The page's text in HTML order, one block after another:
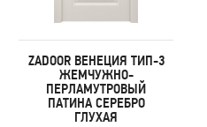
ZADOOR ВЕНЕЦИЯ ТИП-3
ЖЕМЧУЖНО-
ПЕРЛАМУТРОВЫЙ
ПАТИНА СЕРЕБРО
ГЛУХАЯ